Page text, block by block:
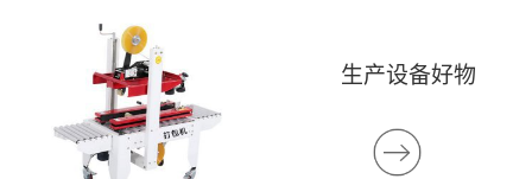
生产设备好物